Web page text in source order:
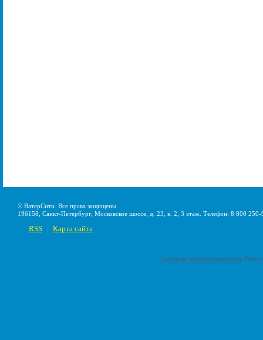
© ВатерСити. Все права защищены.
196158, Санкт-Петербург, Московское шоссе, д. 23, к. 2, 3 этаж. Телефон: 8 800
RSS Карта сайта
Создание интернет-магазина